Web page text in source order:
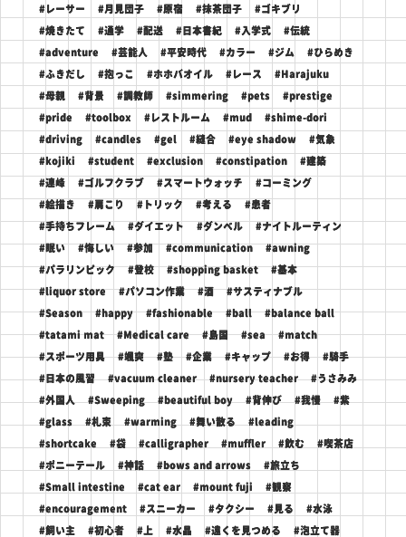
#レーサー #月見団子 #原宿 #抹茶団子 #ゴキブリ
#焼きたて #通学 #配送 #日本書紀 #入学式 #伝統
#adventure #芸能人 #平安時代 #カラー #ジム #ひらめき
#ふきだし #抱っこ #ホホバオイル #レース #Harajuku
#母親 #背景 #調教師 #simmering #pets #prestige
#pride #toolbox #レストルーム #mud #shime-dori
#driving #candles #gel #縫合 #eye shadow #気象
#kojiki #student #exclusion #constipation #建築
#連峰 #ゴルフクラブ #スマートウォッチ #コーミング
#絵描き #肩こり #トリック #考える #患者
#手持ちフレーム #ダイエット #ダンベル #ナイトルーティン
#眠い #悔しい #参加 #communication #awning
#パラリンピック #登校 #shopping basket #基本
#liquor store #パソコン作業 #酒 #サスティナブル
#Season #happy #fashionable #ball #balance ball
#tatami mat #Medical care #島国 #sea #match
#スポーツ用具 #颯爽 #塾 #企業 #キャップ #お得 #騎手
#日本の風習 #vacuum cleaner #nursery teacher #うさみみ
#外国人 #Sweeping #beautiful boy #背伸び #我慢 #紫
#glass #札束 #warming #舞い散る #leading
#shortcake #袋 #calligrapher #muffler #飲む #喫茶店
#ポニーテール #神話 #bows and arrows #旅立ち
#Small intestine #cat ear #mount fuji #観察
#encouragement #スニーカー #タクシー #見る #水泳
#飼い主 #初心者 #上 #水晶 #遠くを見つめる #泡立て器